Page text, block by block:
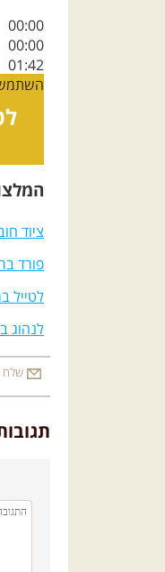
00:00
00:00
01:42
השתמש
ציוד
פורד
לטייל
לנהוג
שלח